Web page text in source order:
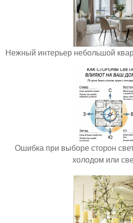
Нежный интерьер небольшой
Ошибка при выборе сторон
холодом или